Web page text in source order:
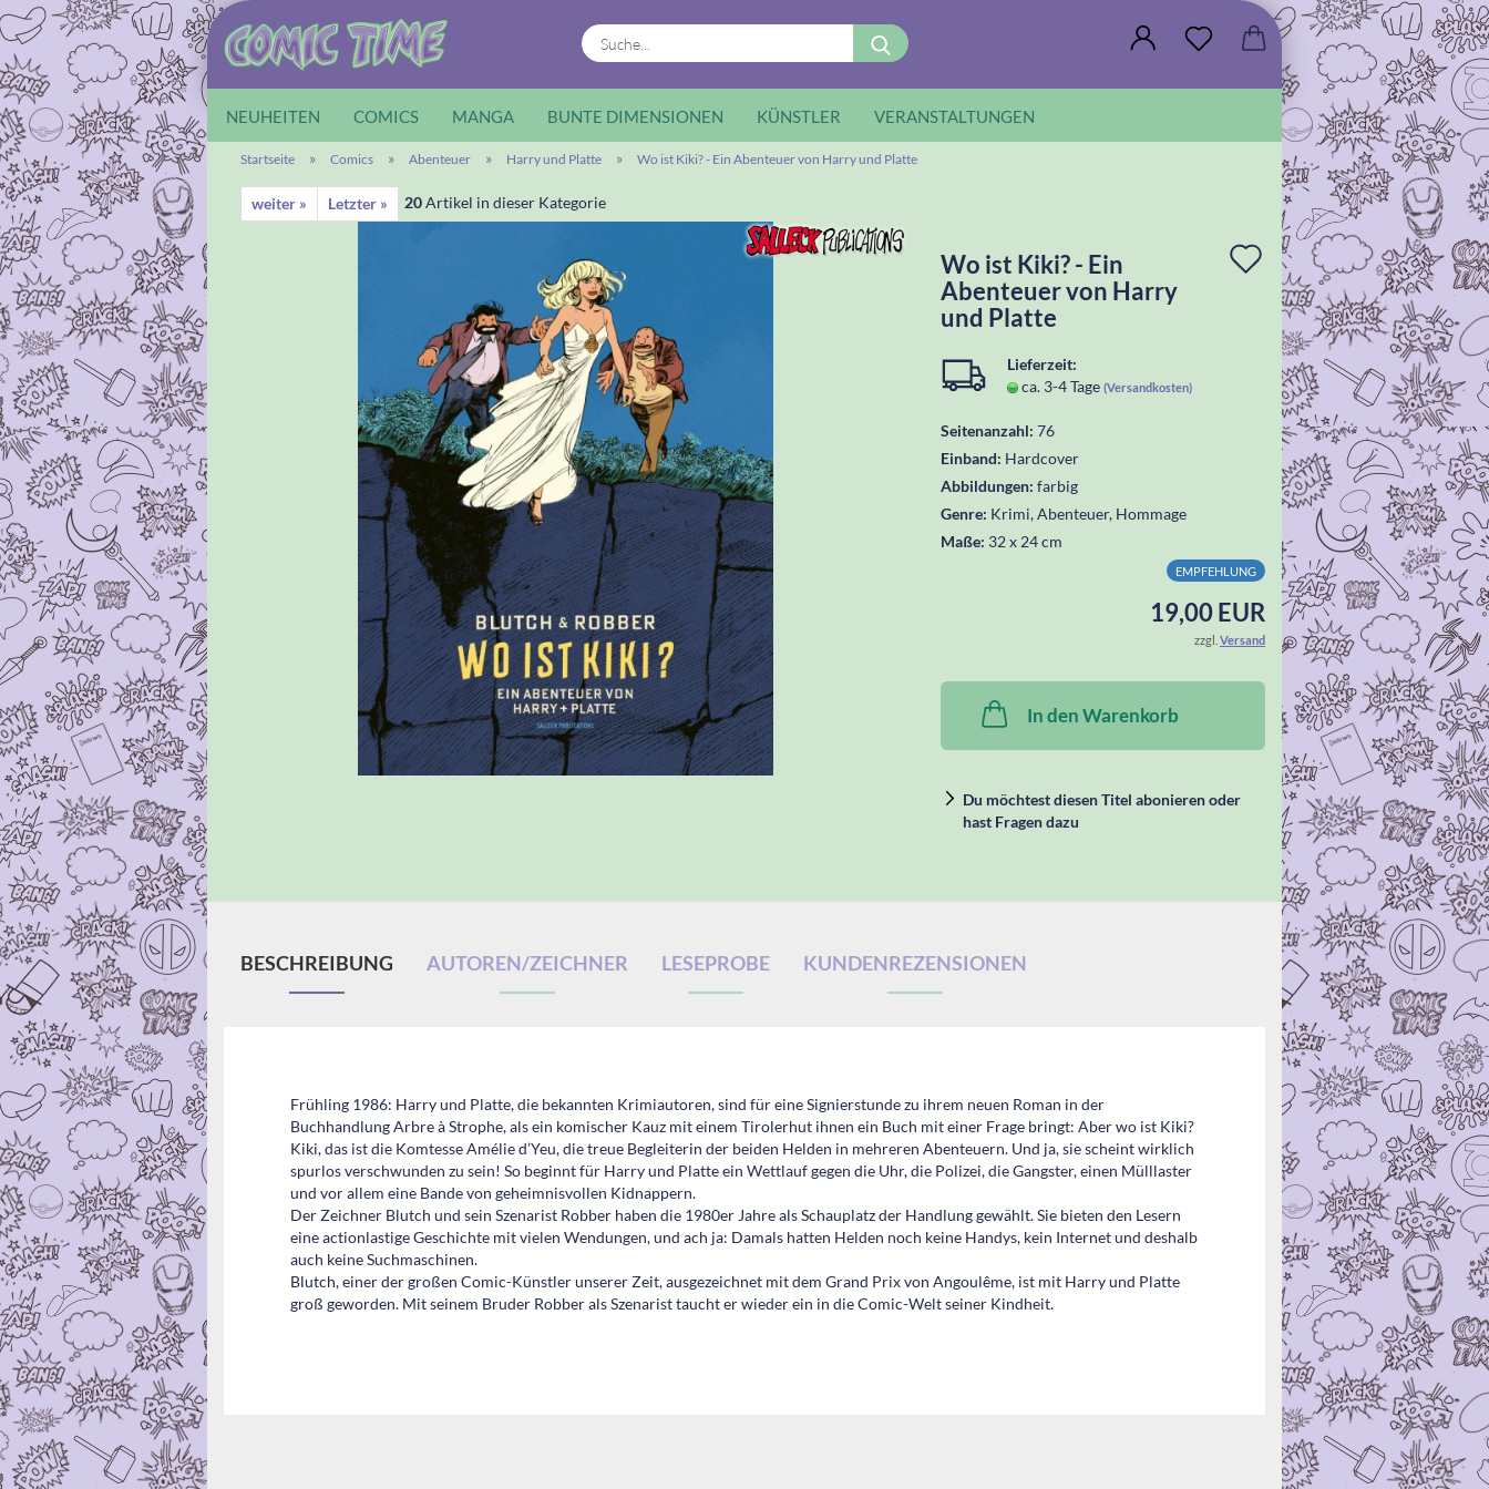
Suche...
NEUHEITEN COMICS MANGA BUNTE DIMENSIONEN KÜNSTLER VERANSTALTUNGEN
Startseite » Comics » Abenteuer » Harry und Platte » Wo ist Kiki? - Ein Abenteuer von Harry und Platte
weiter » Letzter » 20Artikel in dieser Kategorie
In
die
Wunschliste
legen
Wo ist Kiki? - Ein
Abenteuer von Harry
und Platte
Lieferzeit:
ca. 3-4 Tage (Versandkosten)
Seitenanzahl: 76
Einband: Hardcover
Abbildungen: farbig
Genre: Krimi, Abenteuer, Hommage
Maße: 32 x 24 cm
EMPFEHLUNG
19,00 EUR
zzgl. Versand
In den Warenkorb
Du möchtest diesen Titel abonieren oder
hast Fragen dazu
BESCHREIBUNG AUTOREN/ZEICHNER LESEPROBE KUNDENREZENSIONEN
Frühling 1986: Harry und Platte, die bekannten Krimiautoren, sind für eine Signierstunde zu ihrem neuen Roman in der
Buchhandlung Arbre à Strophe, als ein komischer Kauz mit einem Tirolerhut ihnen ein Buch mit einer Frage bringt: Aber wo ist Kiki?
Kiki, das ist die Komtesse Amélie d’Yeu, die treue Begleiterin der beiden Helden in mehreren Abenteuern. Und ja, sie scheint wirklich
spurlos verschwunden zu sein! So beginnt für Harry und Platte ein Wettlauf gegen die Uhr, die Polizei, die Gangster, einen Mülllaster
und vor allem eine Bande von geheimnisvollen Kidnappern.
Der Zeichner Blutch und sein Szenarist Robber haben die 1980er Jahre als Schauplatz der Handlung gewählt. Sie bieten den Lesern
eine actionlastige Geschichte mit vielen Wendungen, und ach ja: Damals hatten Helden noch keine Handys, kein Internet und deshalb
auch keine Suchmaschinen.
Blutch, einer der großen Comic-Künstler unserer Zeit, ausgezeichnet mit dem Grand Prix von Angoulême, ist mit Harry und Platte
groß geworden. Mit seinem Bruder Robber als Szenarist taucht er wieder ein in die Comic-Welt seiner Kindheit.